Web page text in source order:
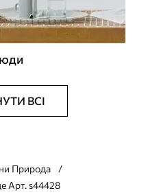
ВСІ
Природа
Арт. s44428